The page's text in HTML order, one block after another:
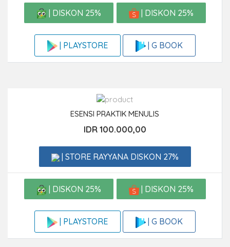
| DISKON 25% | DISKON 25%
| PLAYSTORE | G BOOK
ESENSI PRAKTIK MENULIS
IDR 100.000,00
| STORE RAYYANA DISKON 27%
| DISKON 25% | DISKON 25%
| PLAYSTORE | G BOOK